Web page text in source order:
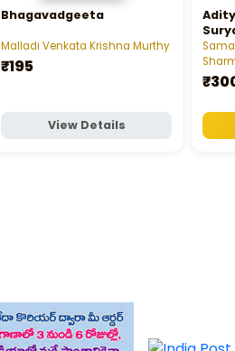
Bhagavadgeeta
Malladi Venkata Krishna Murthy
₹195
View Details